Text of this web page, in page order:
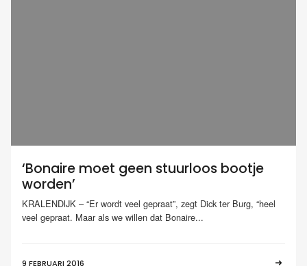
‘Bonaire moet geen stuurloos bootje
worden’
KRALENDIJK – “Er wordt veel gepraat”, zegt Dick ter Burg, “heel
veel gepraat. Maar als we willen dat Bonaire...
9 FEBRUARI 2016